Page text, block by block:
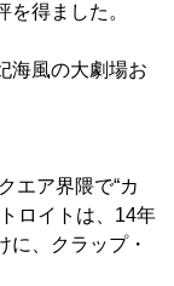
得ました。
海風の大劇場お
エア界隈で“カ
ロイトは、14年
に、クラップ・